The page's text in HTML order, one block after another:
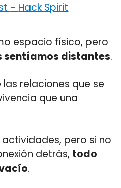
- Hack Spirit
espacio físico, pero
sentíamos distantes.
relaciones que se
que una
pero si no
detrás, todo
.